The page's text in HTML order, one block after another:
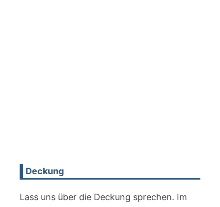
Deckung
Lass uns über die Deckung sprechen. Im